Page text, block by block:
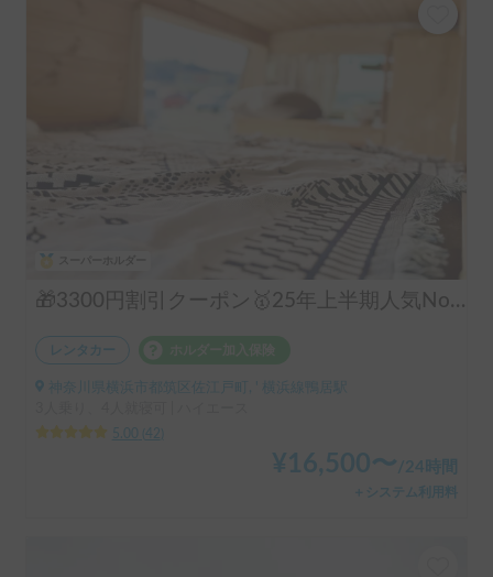
🎁3300円割引クーポン🥇25年上半期人気No.1「動くログハウス🪵」【カップルに大人気✨】【ペット旅🐕】📌内容充実なのに格安の「オリジナル保険プラン」を準備👍
レンタカー
神奈川県横浜市都筑区佐江戸町, ' 横浜線鴨居駅
5.00
42
¥ 16,500〜 /24時間
＋システム利用料